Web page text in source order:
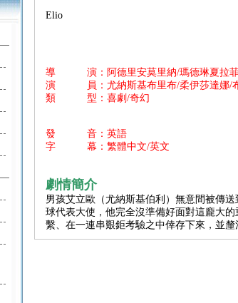
Elio
導 演：阿德里安莫里納/瑪德琳夏拉菲
演 員：尤納斯基布里布/柔伊莎達娜/布
類 型：喜劇/奇幻
發 音：英語
字 幕：繁體中文/英文
劇情簡介
男孩艾立歐（尤納斯基伯利）無意間被傳
球代表大使，他完全沒準備好面對這龐大
繫、在一連串艱鉅考驗之中倖存下來，並